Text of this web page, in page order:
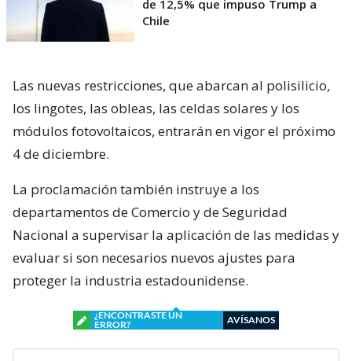
de 12,5% que impuso Trump a
Chile
Las nuevas restricciones, que abarcan al polisilicio,
los lingotes, las obleas, las celdas solares y los
módulos fotovoltaicos, entrarán en vigor el próximo
4 de diciembre.
La proclamación también instruye a los
departamentos de Comercio y de Seguridad
Nacional a supervisar la aplicación de las medidas y
evaluar si son necesarios nuevos ajustes para
proteger la industria estadounidense.
¿ENCONTRASTE UN
ERROR?
AVÍSANOS